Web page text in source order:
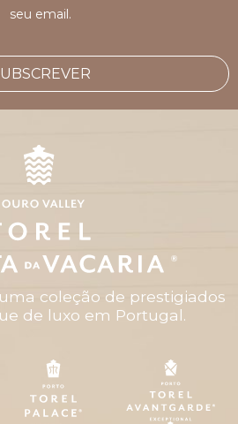
seu email.
coleção de prestigiados
de luxo em Portugal.